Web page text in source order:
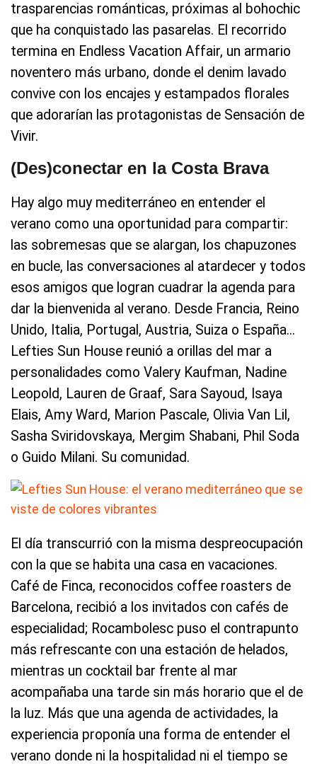
trasparencias románticas, próximas al bohochic
que ha conquistado las pasarelas. El recorrido
termina en Endless Vacation Affair, un armario
noventero más urbano, donde el denim lavado
convive con los encajes y estampados florales
que adorarían las protagonistas de Sensación de
Vivir.
(Des)conectar en la Costa Brava
Hay algo muy mediterráneo en entender el
verano como una oportunidad para compartir:
las sobremesas que se alargan, los chapuzones
en bucle, las conversaciones al atardecer y todos
esos amigos que logran cuadrar la agenda para
dar la bienvenida al verano. Desde Francia, Reino
Unido, Italia, Portugal, Austria, Suiza o España...
Lefties Sun House reunió a orillas del mar a
personalidades como Valery Kaufman, Nadine
Leopold, Lauren de Graaf, Sara Sayoud, Isaya
Elais, Amy Ward, Marion Pascale, Olivia Van Lil,
Sasha Sviridovskaya, Mergim Shabani, Phil Soda
o Guido Milani. Su comunidad.
El día transcurrió con la misma despreocupación
con la que se habita una casa en vacaciones.
Café de Finca, reconocidos coffee roasters de
Barcelona, recibió a los invitados con cafés de
especialidad; Rocambolesc puso el contrapunto
más refrescante con una estación de helados,
mientras un cocktail bar frente al mar
acompañaba una tarde sin más horario que el de
la luz. Más que una agenda de actividades, la
experiencia proponía una forma de entender el
verano donde ni la hospitalidad ni el tiempo se